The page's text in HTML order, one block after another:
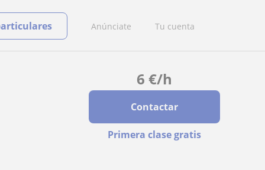
Anúnciate Tu cuenta
6 €/h
Contactar
Primera clase gratis